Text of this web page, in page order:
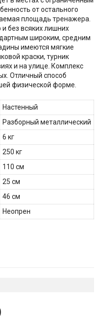
от остального
площадь тренажера.
без всяких лишних
широким, средним
имеются мягкие
краски, турник
и на улице. Комплекс
Отличный способ
физической форме.
Настенный
Разборный металлический
6 кг
250 кг
110 см
25 см
46 см
Неопрен